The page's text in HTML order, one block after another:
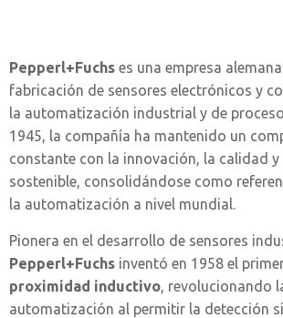
Pepperl+Fuchs es una empresa
fabricación de sensores electrónicos y
la automatización industrial y de
1945, la compañía ha mantenido un
constante con la innovación, la calidad y
sostenible, consolidándose como
la automatización a nivel mundial.
Pionera en el desarrollo de sensores
Pepperl+Fuchs inventó en 1958 el
proximidad inductivo, revolucionando
automatización al permitir la detección